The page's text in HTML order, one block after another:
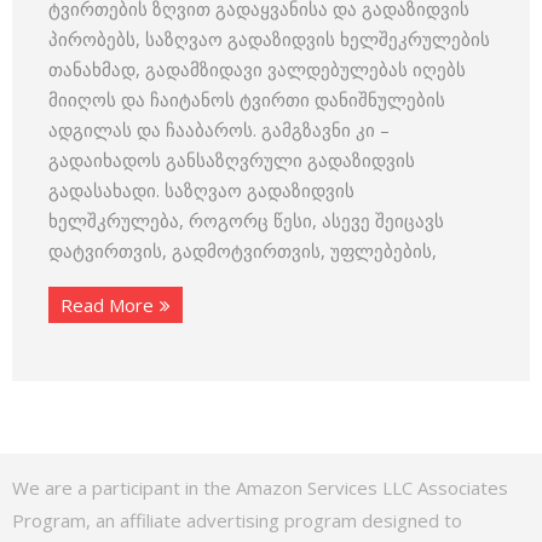
ტვირთების ზღვით გადაყვანისა და გადაზიდვის
პირობებს, საზღვაო გადაზიდვის ხელშეკრულების
თანახმად, გადამზიდავი ვალდებულებას იღებს
მიიღოს და ჩაიტანოს ტვირთი დანიშნულების
ადგილას და ჩააბაროს. გამგზავნი კი –
გადაიხადოს განსაზღვრული გადაზიდვის
გადასახადი. საზღვაო გადაზიდვის
ხელშკრულება, როგორც წესი, ასევე შეიცავს
დატვირთვის, გადმოტვირთვის, უფლებების,
Read More
We are a participant in the Amazon Services LLC Associates
Program, an affiliate advertising program designed to